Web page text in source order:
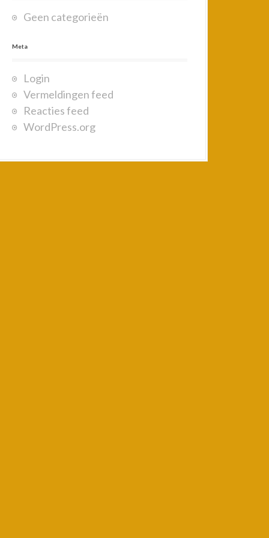
:
Geen categorieën
Meta
Login
Vermeldingen feed
Reacties feed
WordPress.org